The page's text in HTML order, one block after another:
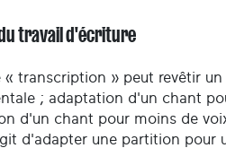
travail d'écriture
« transcription » peut revêtir
; adaptation d'un chant
d'un chant pour moins de
d'adapter une partition pour